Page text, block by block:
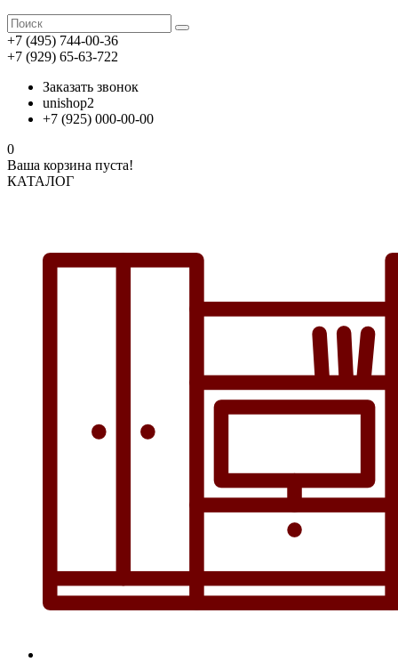
+7 (495) 744-00-36
+7 (929) 65-63-722
Заказать звонок
unishop2
+7 (925) 000-00-00
0
Ваша корзина пуста!
КАТАЛОГ